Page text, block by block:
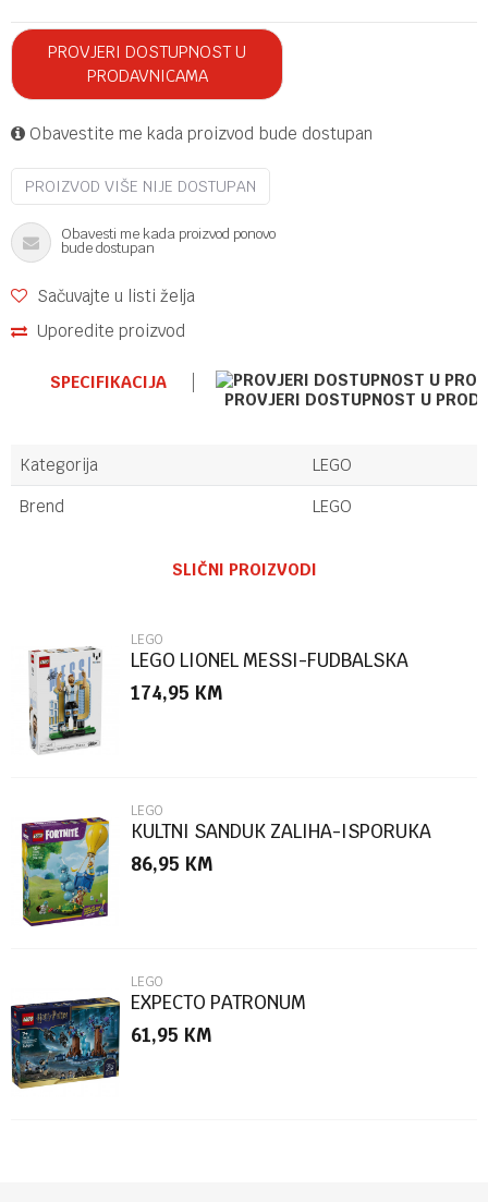
PROVJERI DOSTUPNOST U
PRODAVNICAMA
Obavestite me kada proizvod bude dostupan
PROIZVOD VIŠE NIJE DOSTUPAN
Obavesti me kada proizvod ponovo
bude dostupan
Sačuvajte u listi želja
Uporedite proizvod
SPECIFIKACIJA
PROVJERI DOSTUPNOST U
Kategorija
LEGO
Brend
LEGO
Poruka
POŠALJI
SLIČNI PROIZVODI
LEGO
LEGO LIONEL MESSI-FUDBALSKA
LEGENDA
174,95 KM
LEGO
KULTNI SANDUK ZALIHA-ISPORUKA
86,95 KM
LEGO
EXPECTO PATRONUM
61,95 KM